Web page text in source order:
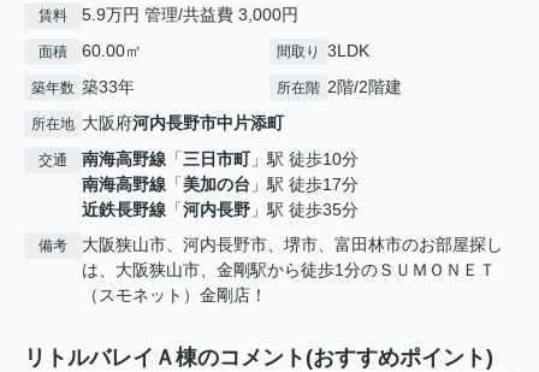
賃料 5.9万円 管理/共益費 3,000円
面積 60.00㎡ 間取り 3LDK
築年数 築33年 所在階 2階/2階建
所在地 大阪府河内長野市中片添町
交通 南海高野線 「三日市町」駅 徒歩10分
南海高野線 「美加の台 」駅 徒歩17分
近鉄長野線 「河内長野 」駅 徒歩35分
備考
大阪狭山市、河内長野市、堺市、富田林市のお部屋探し
は、大阪狭山市、金剛駅から徒歩1分のＳＵＭＯＮＥＴ
（スモネット）金剛店！
リトルバレイＡ棟のコメント(おすすめポイント)